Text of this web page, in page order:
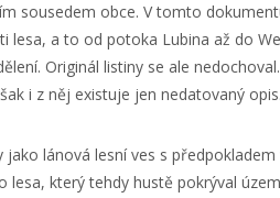
sousedem obce. V tomto
lesa, a to od potoka Lubina až do
Originál listiny se ale
i z něj existuje jen nedatovaný opis.
jako lánová lesní ves s
lesa, který tehdy hustě pokrýval